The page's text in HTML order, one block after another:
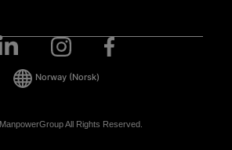
All Rights Reserved.
Norway (Norsk)